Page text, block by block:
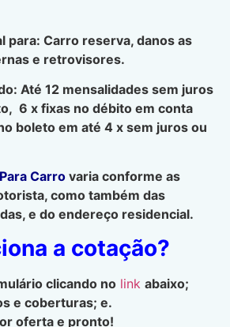
para: Carro reserva, danos as
e retrovisores.
Até 12 mensalidades sem juros
6 x fixas no débito em conta
boleto em até 4 x sem juros ou
Carro varia conforme as
como também das
e do endereço residencial.
a cotação?
clicando no link abaixo;
e coberturas; e.
oferta e pronto!